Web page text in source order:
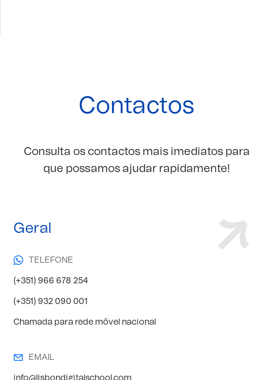
Contactos
Consulta os contactos mais imediatos para
que possamos ajudar rapidamente!
Geral
TELEFONE
(+351) 966 678 254
(+351) 932 090 001
Chamada para rede móvel nacional
EMAIL
info@lisbondigitalschool.com